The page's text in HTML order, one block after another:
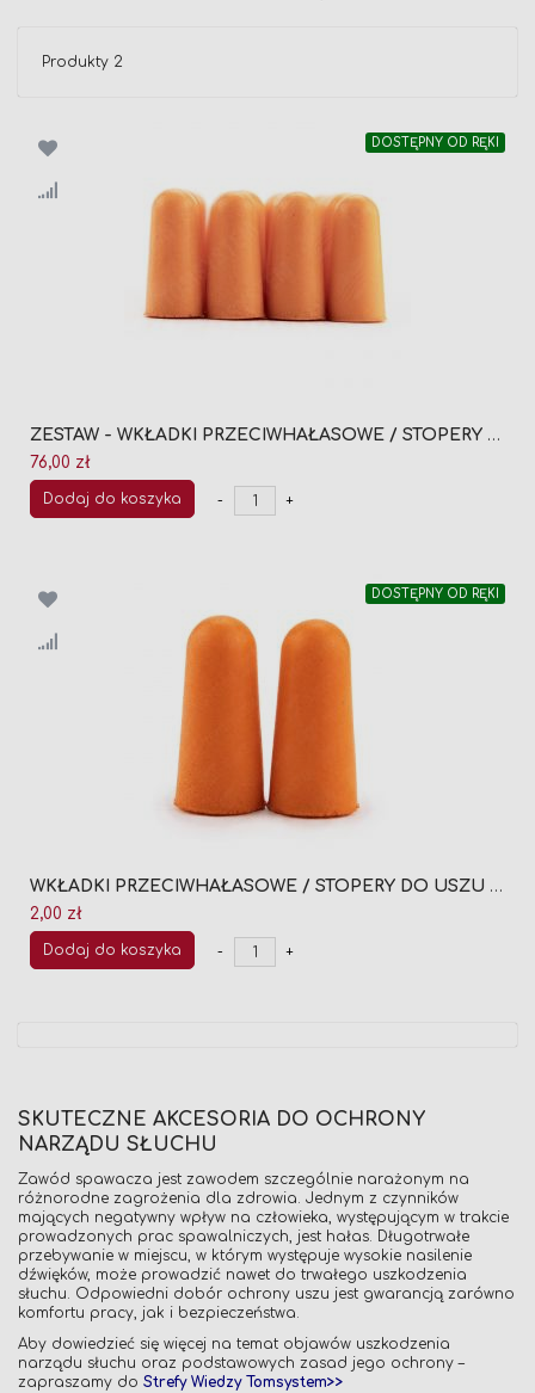
Produkty 2
DOSTĘPNY OD RĘKI
ZESTAW - WKŁADKI PRZECIWHAŁASOWE / STOPERY DO USZU (20 PAR)
76,00 zł
Dodaj do koszyka - +
DOSTĘPNY OD RĘKI
WKŁADKI PRZECIWHAŁASOWE / STOPERY DO USZU (1 PARA)
2,00 zł
Dodaj do koszyka - +
SKUTECZNE AKCESORIA DO OCHRONY
NARZĄDU SŁUCHU
Zawód spawacza jest zawodem szczególnie narażonym na
różnorodne zagrożenia dla zdrowia. Jednym z czynników
mających negatywny wpływ na człowieka, występującym w trakcie
prowadzonych prac spawalniczych, jest hałas. Długotrwałe
przebywanie w miejscu, w którym występuje wysokie nasilenie
dźwięków, może prowadzić nawet do trwałego uszkodzenia
słuchu. Odpowiedni dobór ochrony uszu jest gwarancją zarówno
komfortu pracy, jak i bezpieczeństwa.
Aby dowiedzieć się więcej na temat objawów uszkodzenia
narządu słuchu oraz podstawowych zasad jego ochrony –
zapraszamy do Strefy Wiedzy Tomsystem>>